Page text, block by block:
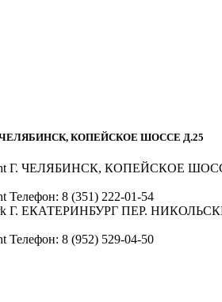
КОПЕЙСКОЕ ШОССЕ Д.25
Г. ЧЕЛЯБИНСК, КОПЕЙСКОЕ
Телефон: 8 (351) 222-01-54
Г. ЕКАТЕРИНБУРГ ПЕР.
Телефон: 8 (952) 529-04-50